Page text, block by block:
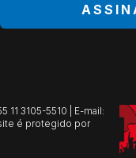
11 3105-5510 | E-mail:
é protegido por